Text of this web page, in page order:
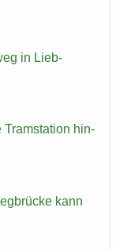
in Lieb­
Tram­sta­ti­on hin­
kann